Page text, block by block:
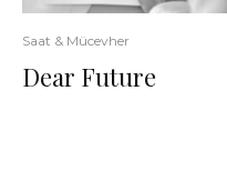
Saat & Mücevher
Dear Future